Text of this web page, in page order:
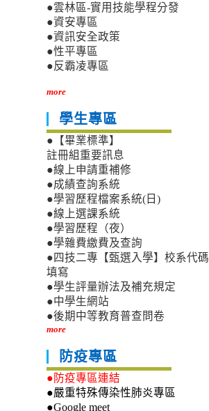
●雲林區-實用技能學程分發
●資安專區
●資訊安全政策
●性平專區
●反霸凌專區
more
學生專區
●【畢業標準】
註冊組重要訊息
●線上申請重補修
●成績查詢系統
●學習歷程檔案系統(日)
●線上選課系統
●學習歷程（夜）
●學雜費繳費及查詢
●四技二專【甄選入學】校系代碼
填寫
●學生評量辦法及補充規定
●中學生網站
●後期中等教育普查問卷
more
防疫專區
●防疫專區連結
●嚴重特殊傳染性肺炎專區
●Google meet